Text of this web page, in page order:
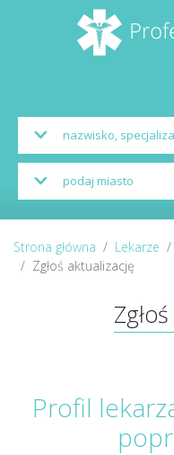
Strona główna Lekarze
Zgłoś aktualizację
Profil